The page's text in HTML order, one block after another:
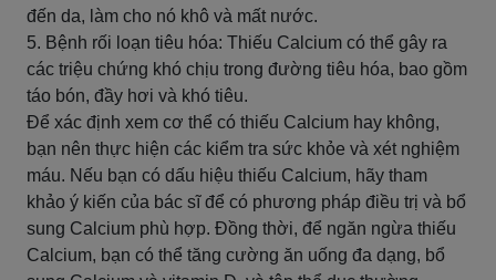
đến da, làm cho nó khô và mất nước.
5. Bệnh rối loạn tiêu hóa: Thiếu Calcium có thể gây ra
các triệu chứng khó chịu trong đường tiêu hóa, bao gồm
táo bón, đầy hơi và khó tiêu.
Để xác định xem cơ thể có thiếu Calcium hay không,
bạn nên thực hiện các kiểm tra sức khỏe và xét nghiệm
máu. Nếu bạn có dấu hiệu thiếu Calcium, hãy tham
khảo ý kiến của bác sĩ để có phương pháp điều trị và bổ
sung Calcium phù hợp. Đồng thời, để ngăn ngừa thiếu
Calcium, bạn có thể tăng cường ăn uống đa dạng, bổ